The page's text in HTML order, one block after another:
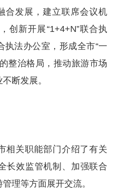
合发展，建立联席会议机
创新开展“1+4+N”联合执
执法办公室，形成全市“一
整治格局，推动旅游市场
断发展。
相关职能部门介绍了有关
长效监管机制、加强联合
理等方面展开交流。